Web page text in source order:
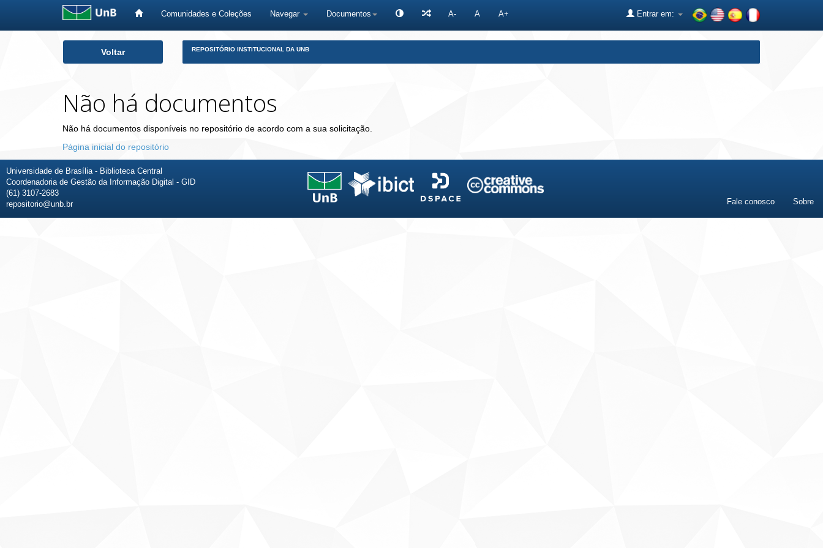
Comunidades e Coleções Navegar Documentos A- A A+ Entrar em:
Voltar REPOSITÓRIO INSTITUCIONAL DA UNB
Não há documentos
Não há documentos disponíveis no repositório de acordo com a sua solicitação.
Página inicial do repositório
Universidade de Brasília - Biblioteca Central
Coordenadoria de Gestão da Informação Digital - GID
(61) 3107-2683
repositorio@unb.br
Fale conosco Sobre